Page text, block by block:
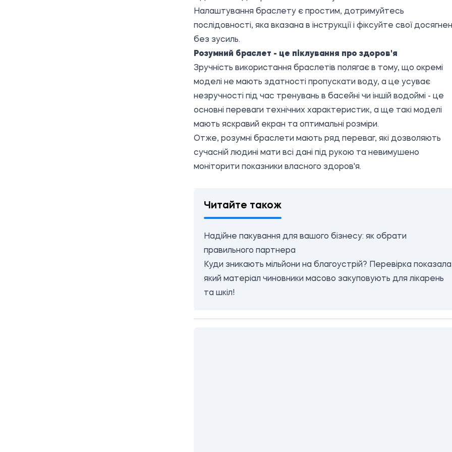
Налаштування браслету є простим, дотримуйтесь
послідовності, яка вказана в інструкції і фіксуйте свої
без зусиль.
Розумний браслет - це піклування про здоров'я
Зручність використання браслетів полягає в тому, що окремі
моделі не мають здатності пропускати воду, а це усуває
незручності під час тренувань в басейні чи іншій водоймі - це
основні переваги технічних характеристик, а ще такі моделі
мають яскравий екран та оптимальні розміри.
Отже, розумні браслети мають ряд переваг, які дозволяють
сучасній людині мати всі дані під рукою та невимушено
моніторити показники власного здоров'я.
Читайте також
Надійне пакування для вашого бізнесу: як обрати
правильного партнера
Куди зникають мільйони на благоустрій? Перевірка
який матеріал чиновники масово закуповують для лікарень
та шкіл!